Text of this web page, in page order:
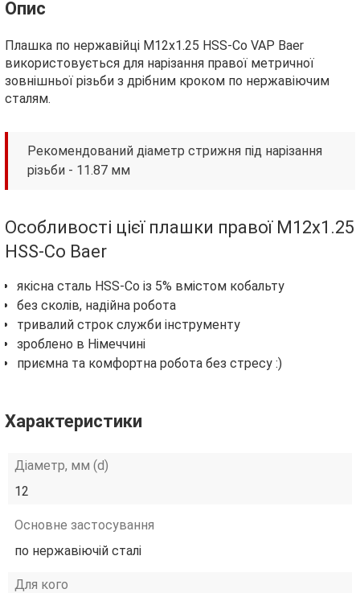
Опис
Плашка по нержавійці М12х1.25 HSS-Co VAP Baer
використовується для нарізання правої метричної
зовнішньої різьби з дрібним кроком по нержавіючим
сталям.
Рекомендований діаметр стрижня під нарізання
різьби - 11.87 мм
Особливості цієї плашки правої М12х1.25
HSS-Co Baer
якісна сталь HSS-Co із 5% вмістом кобальту
без сколів, надійна робота
тривалий строк служби інструменту
зроблено в Німеччині
приємна та комфортна робота без стресу :)
Характеристики
Діаметр, мм (d)
12
Основне застосування
по нержавіючій сталі
Для кого